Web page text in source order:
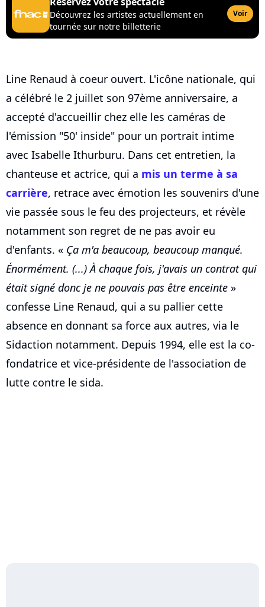
Découvrez les artistes actuellement en
tournée sur notre billetterie
Voir
Line Renaud à coeur ouvert. L'icône nationale, qui
a célébré le 2 juillet son 97ème anniversaire, a
accepté d'accueillir chez elle les caméras de
l'émission "50' inside" pour un portrait intime
avec Isabelle Ithurburu. Dans cet entretien, la
chanteuse et actrice, qui a mis un terme à sa
carrière, retrace avec émotion les souvenirs d'une
vie passée sous le feu des projecteurs, et révèle
notamment son regret de ne pas avoir eu
d'enfants. « Ça m'a beaucoup, beaucoup manqué.
Énormément. (...) À chaque fois, j'avais un contrat qui
était signé donc je ne pouvais pas être enceinte »
confesse Line Renaud, qui a su pallier cette
absence en donnant sa force aux autres, via le
Sidaction notamment. Depuis 1994, elle est la co-
fondatrice et vice-présidente de l'association de
lutte contre le sida.